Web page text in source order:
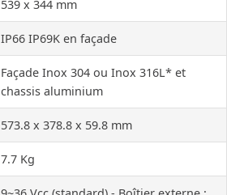
539 x 344 mm
IP66 IP69K en façade
Façade Inox 304 ou Inox 316L* et
chassis aluminium
573.8 x 378.8 x 59.8 mm
7.7 Kg